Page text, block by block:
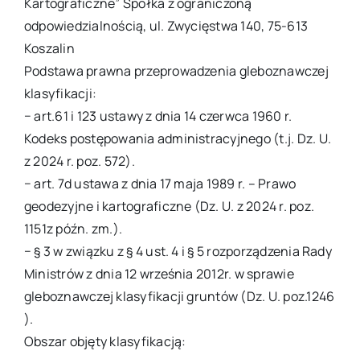
odpowiedzialnością, ul. Zwycięstwa 140, 75-613
Koszalin
Podstawa prawna przeprowadzenia gleboznawczej
klasyfikacji:
− art.61 i 123 ustawy z dnia 14 czerwca 1960 r.
Kodeks postępowania administracyjnego (t.j. Dz. U.
z 2024 r. poz. 572).
− art. 7d ustawa z dnia 17 maja 1989 r. – Prawo
geodezyjne i kartograficzne (Dz. U. z 2024 r. poz.
1151z późn. zm.).
− § 3 w związku z § 4 ust. 4 i § 5 rozporządzenia Rady
Ministrów z dnia 12 września 2012r. w sprawie
gleboznawczej klasyfikacji gruntów (Dz. U. poz.1246
).
Obszar objęty klasyfikacją: